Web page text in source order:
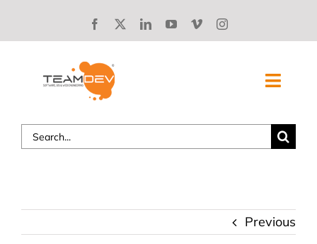
SOLUZIONI
STORIE DI SUCCESSO
Search
for:
Previous